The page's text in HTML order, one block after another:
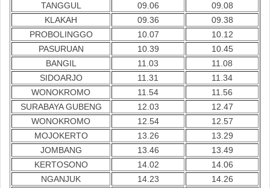
TANGGUL
09.06
09.08
KLAKAH
09.36
09.38
PROBOLINGGO
10.07
10.12
PASURUAN
10.39
10.45
BANGIL
11.03
11.08
SIDOARJO
11.31
11.34
WONOKROMO
11.54
11.56
SURABAYA GUBENG
12.03
12.47
WONOKROMO
12.54
12.57
MOJOKERTO
13.26
13.29
JOMBANG
13.46
13.49
KERTOSONO
14.02
14.06
NGANJUK
14.23
14.26